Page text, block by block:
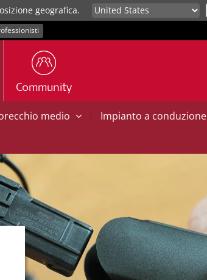
geografica.
Community
medio | Impianto a